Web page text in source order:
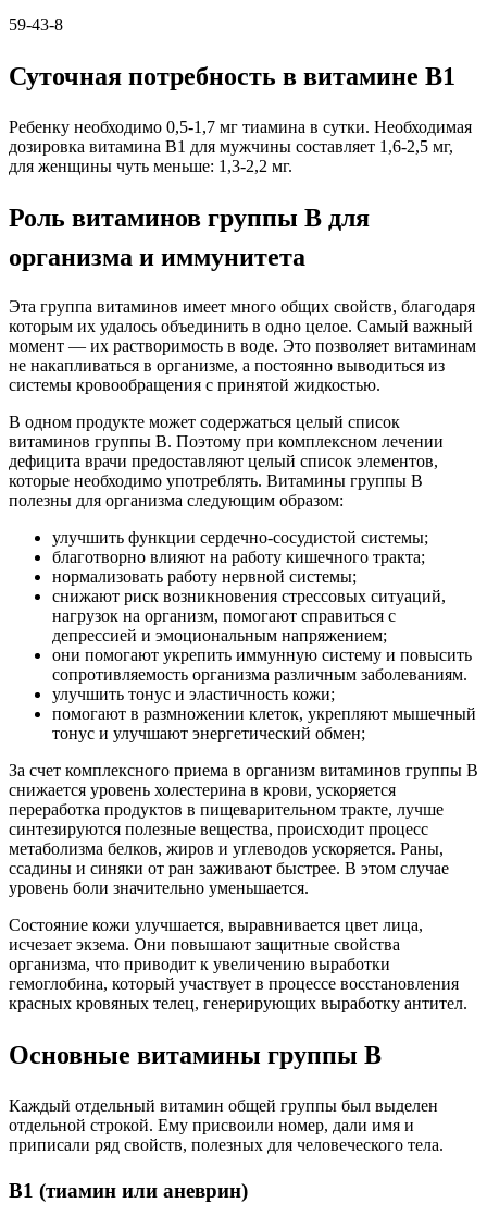
59-43-8
Суточная потребность в витамине В1
Ребенку необходимо 0,5-1,7 мг тиамина в сутки. Необходимая
дозировка витамина B1 для мужчины составляет 1,6-2,5 мг,
для женщины чуть меньше: 1,3-2,2 мг.
Роль витаминов группы В для
организма и иммунитета
Эта группа витаминов имеет много общих свойств, благодаря
которым их удалось объединить в одно целое. Самый важный
момент — их растворимость в воде. Это позволяет витаминам
не накапливаться в организме, а постоянно выводиться из
системы кровообращения с принятой жидкостью.
В одном продукте может содержаться целый список
витаминов группы В. Поэтому при комплексном лечении
дефицита врачи предоставляют целый список элементов,
которые необходимо употреблять. Витамины группы В
полезны для организма следующим образом:
улучшить функции сердечно-сосудистой системы;
благотворно влияют на работу кишечного тракта;
нормализовать работу нервной системы;
снижают риск возникновения стрессовых ситуаций,
нагрузок на организм, помогают справиться с
депрессией и эмоциональным напряжением;
они помогают укрепить иммунную систему и повысить
сопротивляемость организма различным заболеваниям.
улучшить тонус и эластичность кожи;
помогают в размножении клеток, укрепляют мышечный
тонус и улучшают энергетический обмен;
За счет комплексного приема в организм витаминов группы В
снижается уровень холестерина в крови, ускоряется
переработка продуктов в пищеварительном тракте, лучше
синтезируются полезные вещества, происходит процесс
метаболизма белков, жиров и углеводов ускоряется. Раны,
ссадины и синяки от ран заживают быстрее. В этом случае
уровень боли значительно уменьшается.
Состояние кожи улучшается, выравнивается цвет лица,
исчезает экзема. Они повышают защитные свойства
организма, что приводит к увеличению выработки
гемоглобина, который участвует в процессе восстановления
красных кровяных телец, генерирующих выработку антител.
Основные витамины группы B
Каждый отдельный витамин общей группы был выделен
отдельной строкой. Ему присвоили номер, дали имя и
приписали ряд свойств, полезных для человеческого тела.
В1 (тиамин или аневрин)